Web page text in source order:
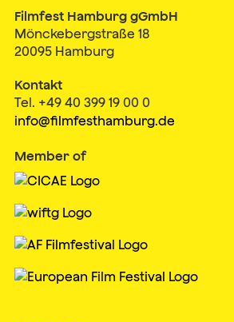
Filmfest Hamburg gGmbH
Mönckebergstraße 18
20095 Hamburg
Kontakt
Tel. +49 40 399 19 00 0
info@filmfesthamburg.de
Member of